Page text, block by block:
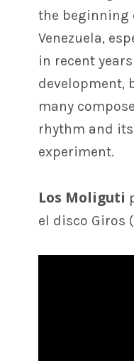
the beginning
Venezuela,
in recent
development,
many
rhythm and
experiment.
Los Moliguti
el disco Giros